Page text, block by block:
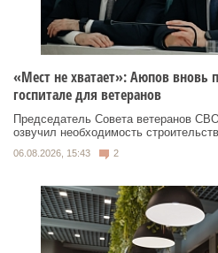
«Мест не хватает»: Аюпов вновь
госпитале для ветеранов
Председатель Совета ветеранов
озвучил необходимость
06.08.2026, 15:43 2